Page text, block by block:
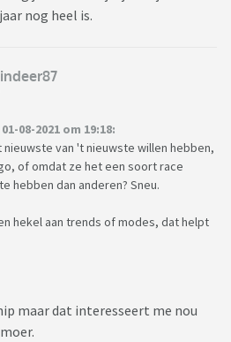
nog heel is.
08-2021 om 19:18:
van 't nieuwste willen hebben,
of omdat ze het een soort race
hebben dan anderen? Sneu.
hekel aan trends of modes, dat helpt
maar dat interesseert me nou